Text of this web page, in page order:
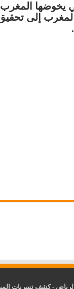
يخوضها
المغرب إلى
-كشف تسربات